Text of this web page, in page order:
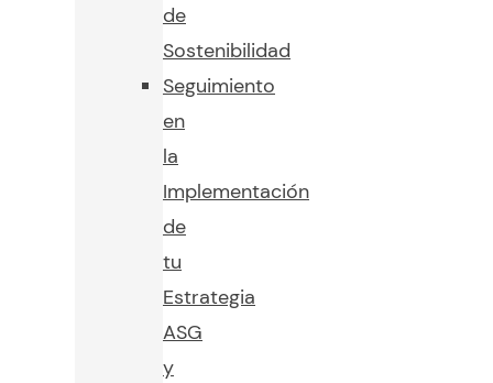
de
Sostenibilidad
Seguimiento
en
la
Implementación
de
tu
Estrategia
ASG
y